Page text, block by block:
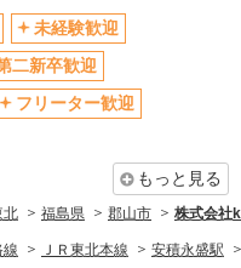
未経験歓迎
二新卒歓迎
フリーター歓迎
もっと見る
北 福島県 郡山市 株式会社
線 ＪＲ東北本線 安積永盛駅